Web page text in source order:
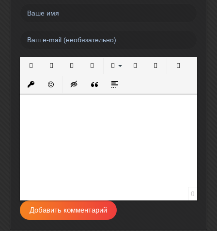
Вставить защищенную ссылку
Вставить смайлик
Вставка скрытого текста
Вставка цитаты
Вставка спойлера
0
Добавить комментарий